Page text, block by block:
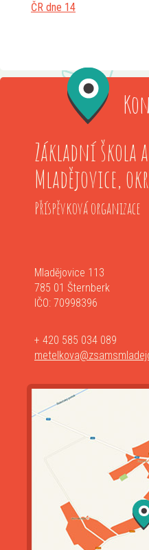
ČR dne 14
Základní škola
Mladějovice,
Příspěvková organizace
Mladějovice 113
785 01 Šternberk
IČO: 70998396
+ 420 585 034 089